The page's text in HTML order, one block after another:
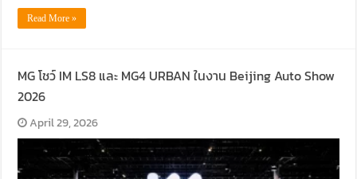
Read More »
MG โชว์ IM LS8 และ MG4 URBAN ในงาน Beijing Auto Show
2026
April 29, 2026